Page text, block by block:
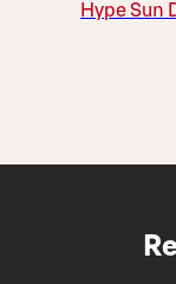
Hype Sun